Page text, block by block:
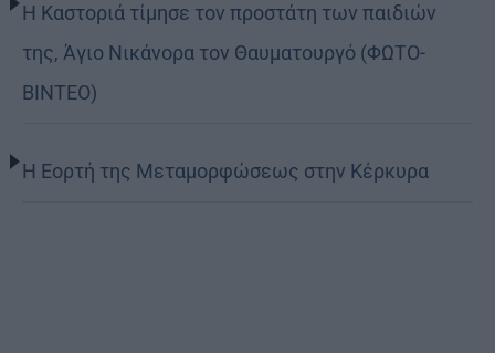
Η Καστοριά τίμησε τον προστάτη των παιδιών
της, Άγιο Νικάνορα τον Θαυματουργό (ΦΩΤΟ-
ΒΙΝΤΕΟ)
Η Εορτή της Μεταμορφώσεως στην Κέρκυρα